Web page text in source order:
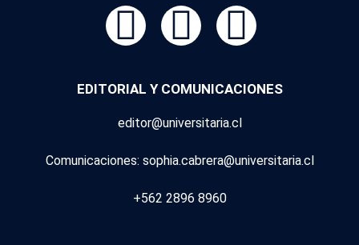
EDITORIAL Y COMUNICACIONES
editor@universitaria.cl
Comunicaciones: sophia.cabrera@universitaria.cl
+562 2896 8960